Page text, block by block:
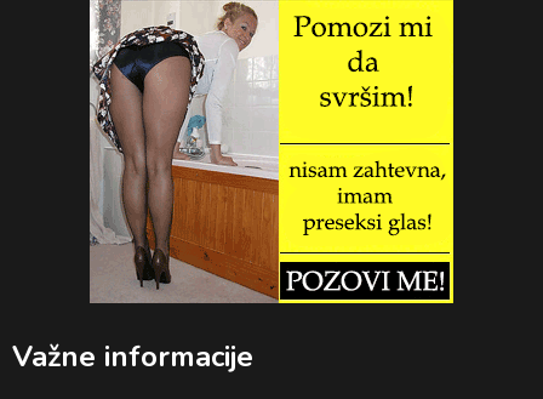
Važne informacije